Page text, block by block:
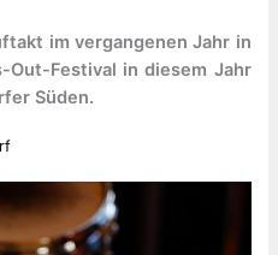
im vergangenen Jahr in
Out-Festival in diesem Jahr
Süden.